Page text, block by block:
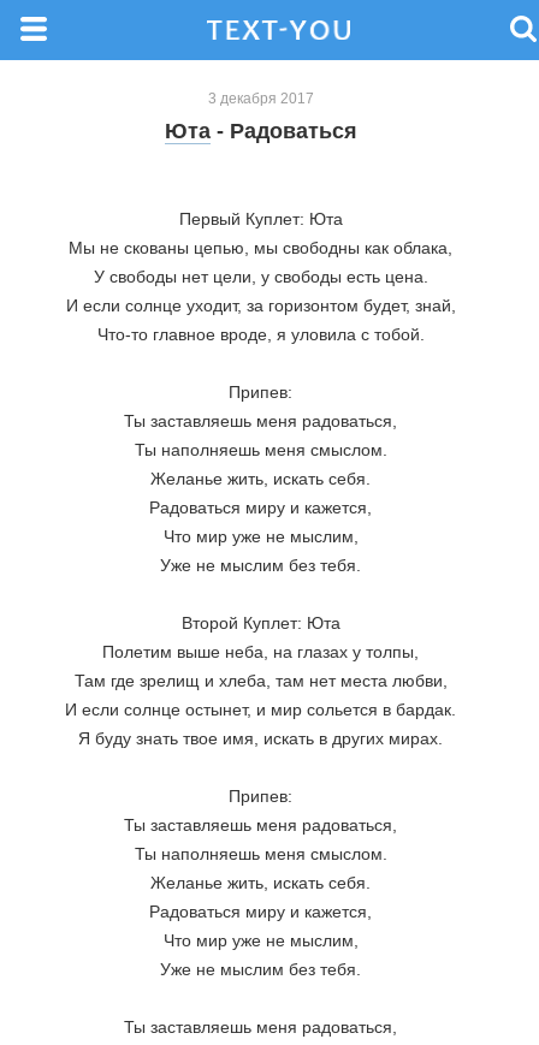
3 декабря 2017
Юта- Радоваться
Первый Куплет: Юта
Мы не скованы цепью, мы свободны как облака,
У свободы нет цели, у свободы есть цена.
И если солнце уходит, за горизонтом будет, знай,
Что-то главное вроде, я уловила с тобой.
Припев:
Ты заставляешь меня радоваться,
Ты наполняешь меня смыслом.
Желанье жить, искать себя.
Радоваться миру и кажется,
Что мир уже не мыслим,
Уже не мыслим без тебя.
Второй Куплет: Юта
Полетим выше неба, на глазах у толпы,
Там где зрелищ и хлеба, там нет места любви,
И если солнце остынет, и мир сольется в бардак.
Я буду знать твое имя, искать в других мирах.
Припев:
Ты заставляешь меня радоваться,
Ты наполняешь меня смыслом.
Желанье жить, искать себя.
Радоваться миру и кажется,
Что мир уже не мыслим,
Уже не мыслим без тебя.
Ты заставляешь меня радоваться,